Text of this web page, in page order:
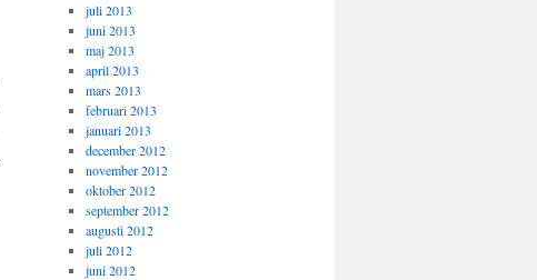
juli 2013
juni 2013
maj 2013
april 2013
mars 2013
februari 2013
januari 2013
december 2012
november 2012
oktober 2012
september 2012
augusti 2012
juli 2012
juni 2012